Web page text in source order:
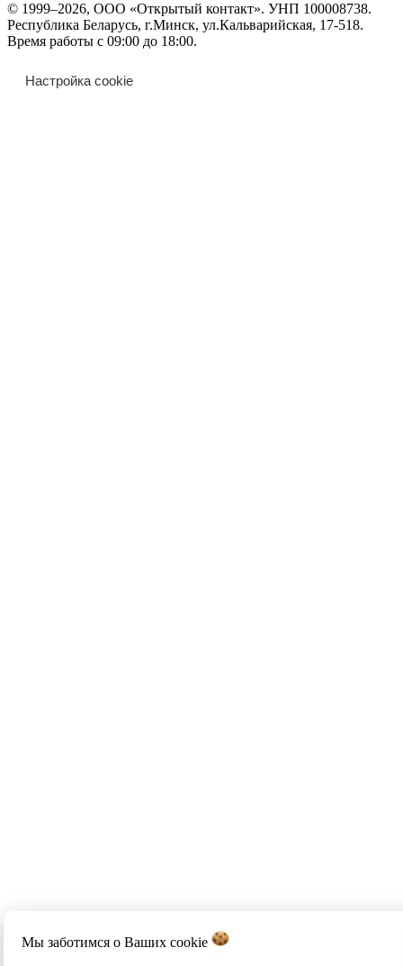
Мы заботимся о Ваших cookie
© 1999–2026, ООО «Открытый контакт». УНП 100008738.
Республика Беларусь, г.Минск, ул.Кальварийская, 17-518.
Время работы с 09:00 до 18:00.
Настройка cookie